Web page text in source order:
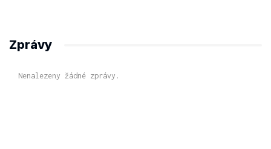
Zprávy
Nenalezeny žádné zprávy.